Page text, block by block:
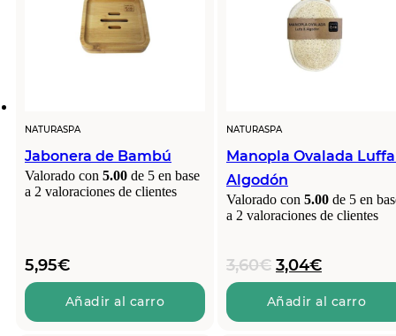
NATURASPA
Jabonera de Bambú
Valorado con 5.00 de 5 en base
a 2 valoraciones de clientes
5,95€
Añadir al carro
NATURASPA
Manopla Ovalada
Algodón
Valorado con 5.00 de 5 en
a 2 valoraciones de clientes
3,60€ El
precio
original
era:
3,04€El
precio
actual
es:
Añadir al carro